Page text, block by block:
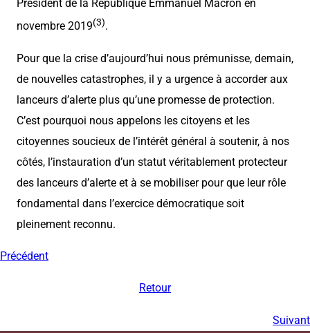
Président de la République Emmanuel Macron en
novembre 2019(3).
Pour que la crise d’aujourd’hui nous prémunisse, demain,
de nouvelles catastrophes, il y a urgence à accorder aux
lanceurs d’alerte plus qu’une promesse de protection.
C’est pourquoi nous appelons les citoyens et les
citoyennes soucieux de l’intérêt général à soutenir, à nos
côtés, l’instauration d’un statut véritablement protecteur
des lanceurs d’alerte et à se mobiliser pour que leur rôle
fondamental dans l’exercice démocratique soit
pleinement reconnu.
Précédent
Retour
Suivant